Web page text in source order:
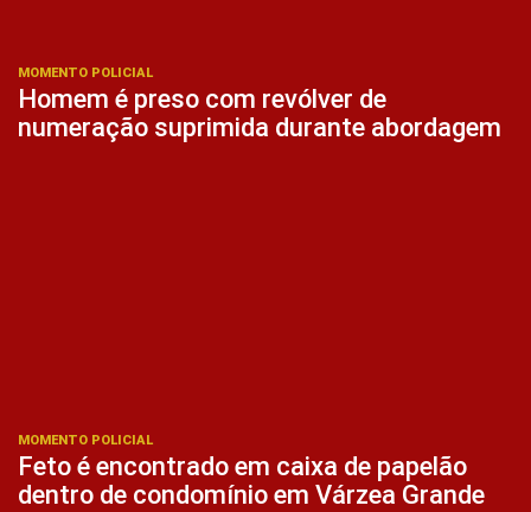
MOMENTO POLICIAL
Homem é preso com revólver de
numeração suprimida durante abordagem
MOMENTO POLICIAL
Feto é encontrado em caixa de papelão
dentro de condomínio em Várzea Grande